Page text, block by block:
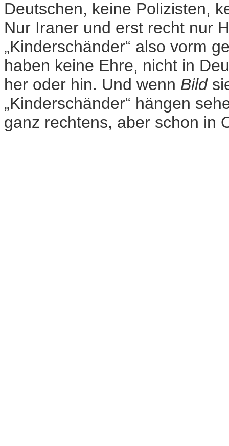
Deutschen, keine Polizisten,
Nur Iraner und erst recht nur
„Kinderschänder“ also vorm
haben keine Ehre, nicht in
her oder hin. Und wenn Bild
„Kinderschänder“ hängen
ganz rechtens, aber schon in